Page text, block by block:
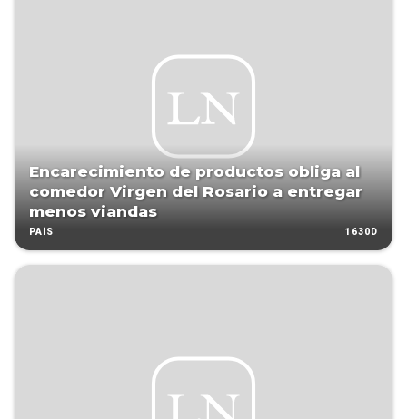
Encarecimiento de productos obliga al
comedor Virgen del Rosario a entregar
menos viandas
PAÍS 1630D